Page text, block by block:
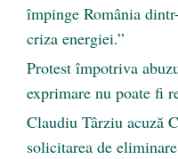
împinge România
criza energiei.”
Protest împotriva
exprimare nu poate fi
Claudiu Târziu acuză
solicitarea de